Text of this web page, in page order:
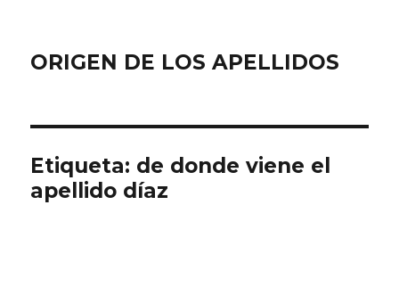
ORIGEN DE LOS APELLIDOS
Etiqueta: de donde viene el
apellido díaz